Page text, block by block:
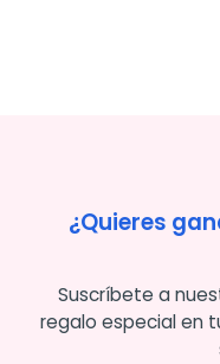
¿Quieres
Suscríbete a
regalo especial en